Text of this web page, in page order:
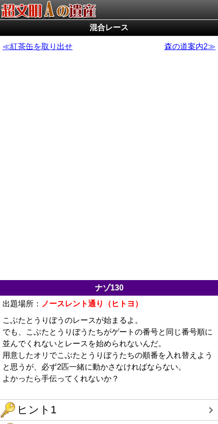
混合レース
紅茶缶を取り出せ 森の道案内2
ナゾ130
出題場所：
ノースレント通り（ヒトヨ）
こぶたとうりぼうのレースが始まるよ。
でも、こぶたとうりぼうたちがゲートの番号と同じ番号順に
並んでくれないとレースを始められないんだ。
用意したオリでこぶたとうりぼうたちの順番を入れ替えよう
と思うが、必ず2匹一緒に動かさなければならない。
よかったら手伝ってくれないか？
ヒント1